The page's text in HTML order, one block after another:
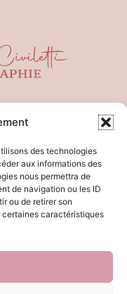
des technologies
aux informations des
nous permettra de
de navigation ou les ID
ou de retirer son
caractéristiques